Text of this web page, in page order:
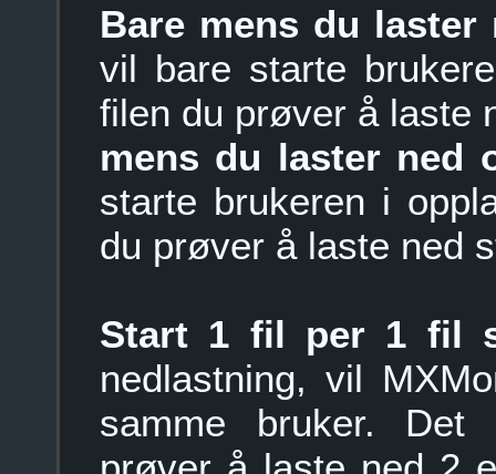
Bare mens du laster
vil bare starte
filen du prøver å laste
mens du laster ned
starte brukeren i
du prøver å laste ned
Start 1 fil per 1 fil
nedlastning, vil
samme bruker. Det